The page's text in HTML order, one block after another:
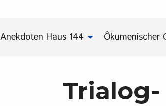
Anekdoten Haus 144 Ôkumenischer